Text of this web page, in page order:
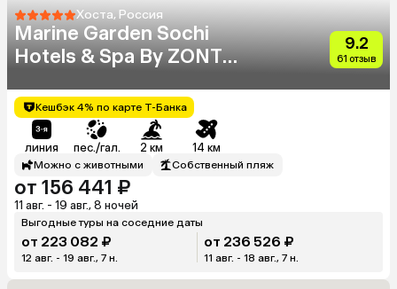
Хоста, Россия
Marine Garden Sochi
Hotels & Spa By ZONT
9.2
61 отзыв
Кешбэк 4% по карте Т-Банка
линия пес./гал. 2 км 14 км
Можно с животными Собственный пляж
от 156 441 ₽
11 авг. - 19 авг., 8 ночей
Выгодные туры на соседние даты
от 223 082 ₽
12 авг. - 19 авг., 7 н.
от 236 526 ₽
11 авг. - 18 авг., 7 н.